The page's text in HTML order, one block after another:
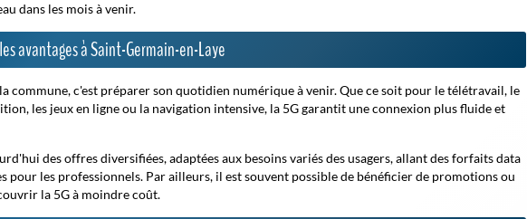
dans les mois à venir.
avantages à Saint-Germain-en-Laye
commune, c'est préparer son quotidien numérique à venir. Que ce soit pour le télétravail, le
les jeux en ligne ou la navigation intensive, la 5G garantit une connexion plus fluide et
des offres diversifiées, adaptées aux besoins variés des usagers, allant des forfaits data
pour les professionnels. Par ailleurs, il est souvent possible de bénéficier de promotions ou
la 5G à moindre coût.